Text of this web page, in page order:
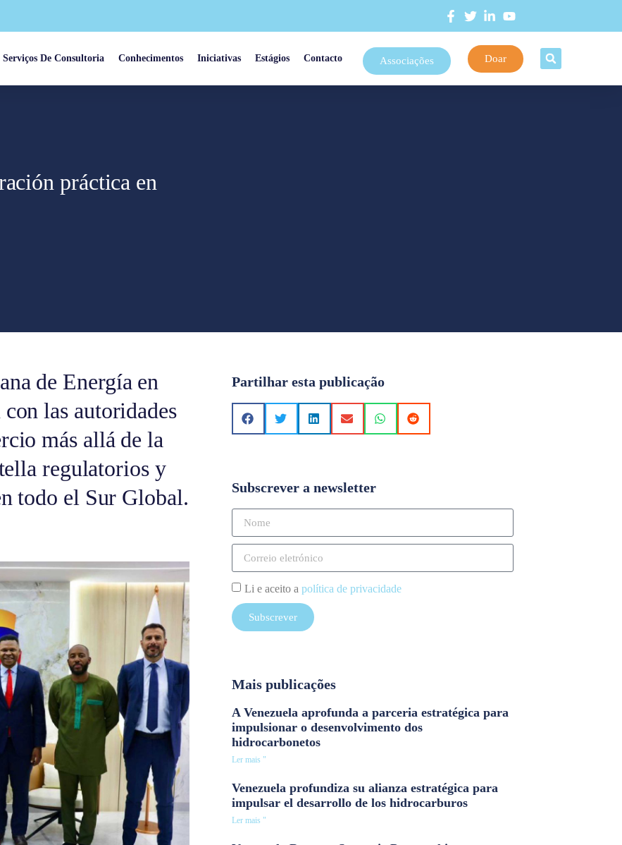
Serviços De Consultoria Conhecimentos Iniciativas Estágios Contacto Associações Doar
práctica en
de Energía en
las autoridades
más allá de la
regulatorios y
todo el Sur Global.
Partilhar esta publicação
Subscrever a newsletter
Li e aceito a política de privacidade
Subscrever
Mais publicações
A Venezuela aprofunda a parceria estratégica para
impulsionar o desenvolvimento dos
hidrocarbonetos
Ler mais "
Venezuela profundiza su alianza estratégica para
impulsar el desarrollo de los hidrocarburos
Ler mais "